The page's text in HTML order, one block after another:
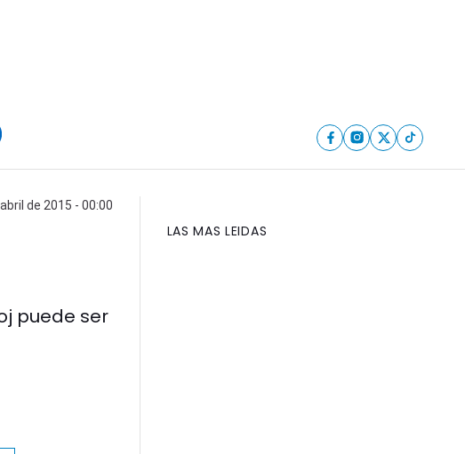
de 2015 - 00:00
puede ser
LAS MAS LEIDAS